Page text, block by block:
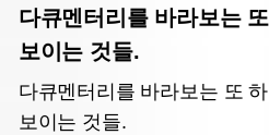
다큐멘터리를 바라보는
보이는 것들.
다큐멘터리를 바라보는 또
보이는 것들.